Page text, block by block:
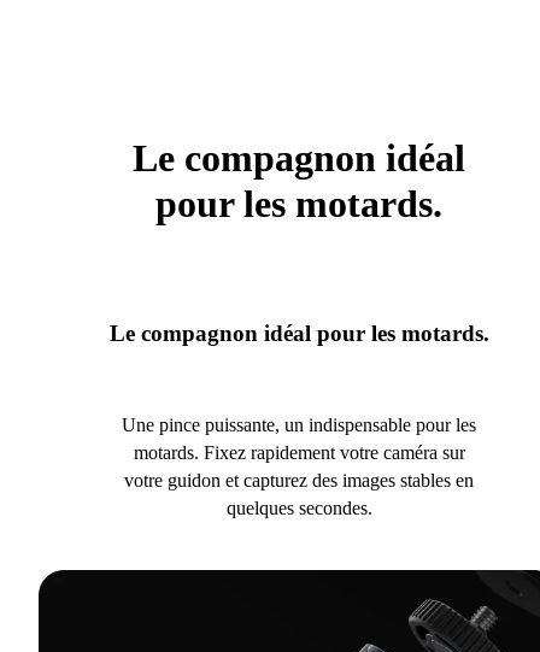
Le compagnon idéal
pour les motards.
Le compagnon idéal pour les motards.
Une pince puissante, un indispensable pour les
motards. Fixez rapidement votre caméra sur
votre guidon et capturez des images stables en
quelques secondes.